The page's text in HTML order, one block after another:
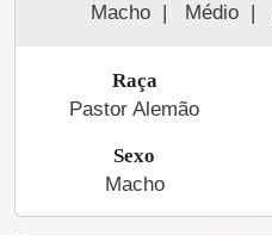
Macho | Médio |
Raça
Pastor Alemão
Sexo
Macho